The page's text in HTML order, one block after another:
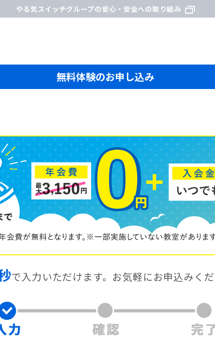
やる気スイッチグループの安心・安全への取り組み
無料体験のお申し込み
で入力いただけます。 お気軽にお申込みく